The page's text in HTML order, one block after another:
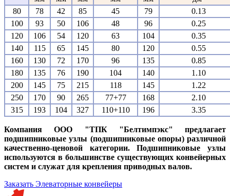
80
78 42 85 45 79
0.13
100
93 50 106 48 96
0.25
120
106 54 120 63 104
0.35
140
115 65 145 80 120
0.55
160
130 72 170 96 135
0.85
180
135 76 190 104 140
1.10
200
145 75 215 118 145
1.22
250
170 90 265 77+77 168
2.10
315
193 104 327 110+110 196 3.35
Компания ООО "ТПК "Белтимпэкс" предлагает
подшипниковые узлы (подшипниковые опоры) различной
качественно-ценовой категории. Подшипниковые узлы
используются в большинстве существующих конвейерных
систем и служат для крепления приводных валов.
Заказать Элеваторные конвейеры